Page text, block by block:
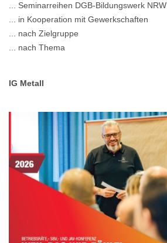
... Seminarreihen DGB-Bildungswerk NRW
... in Kooperation mit Gewerkschaften
... nach Zielgruppe
... nach Thema
IG Metall